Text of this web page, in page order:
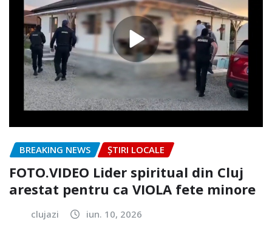
BREAKING NEWS ȘTIRI LOCALE
FOTO.VIDEO Lider spiritual din Cluj
arestat pentru ca VIOLA fete minore
clujazi iun. 10, 2026